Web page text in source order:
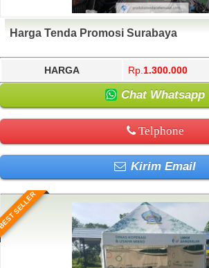
Harga Tenda Promosi Surabaya
HARGA Rp. 1.300.000
Chat Whatsapp
Telphone
Kirim Email
SELLER